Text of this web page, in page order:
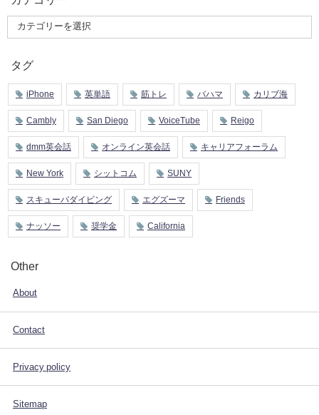
タグ
iPhone 英単語 筋トレ バハマ カリブ海
Cambly San Diego VoiceTube Reigo
dmm英会話 オンライン英会話 キャリアフォーラム
New York シットコム SUNY
スキューバダイビング エグズーマ Friends
ナッソー 奨学金 California
Other
About
Contact
Privacy policy
Sitemap